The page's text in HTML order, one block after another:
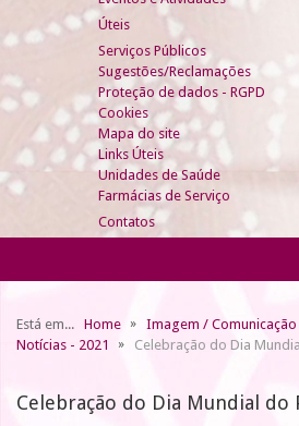
Úteis
Serviços Públicos
Sugestões/Reclamações
Proteção de dados - RGPD
Cookies
Mapa do site
Links Úteis
Unidades de Saúde
Farmácias de Serviço
Contatos
Está em... Home Imagem / Comunicação
Notícias - 2021
Celebração do Dia
Celebração do Dia Mundial do